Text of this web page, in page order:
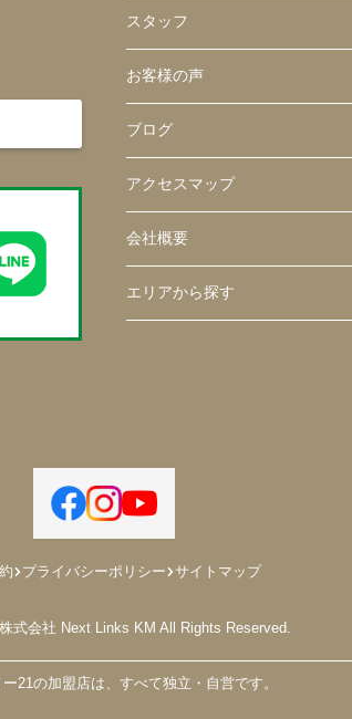
スタッフ
お客様の声
ブログ
アクセスマップ
会社概要
エリアから探す
プライバシーポリシー サイトマップ
式会社 Next Links KM All Rights Reserved.
21の加盟店は、すべて独立・自営です。